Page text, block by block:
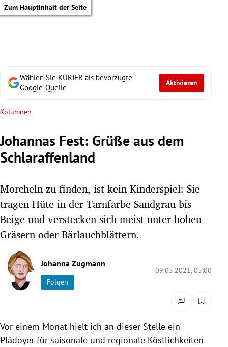
Zum Hauptinhalt der Seite
Untermenü
Untermenü
Untermenü
Untermenü
Untermenü
Wählen Sie KURIER als bevorzugte
Google-Quelle
Aktivieren
Kolumnen
Johannas Fest: Grüße aus dem
Schlaraffenland
Morcheln zu finden, ist kein Kinderspiel: Sie
tragen Hüte in der Tarnfarbe Sandgrau bis
Beige und verstecken sich meist unter hohen
Gräsern oder Bärlauchblättern.
Johanna Zugmann
Folgen
09.05.2021, 05:00
Vor einem Monat hielt ich an dieser Stelle ein
Plädoyer für saisonale und regionale Köstlichkeiten